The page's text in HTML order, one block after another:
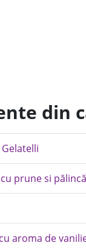
din
prune si
aroma de